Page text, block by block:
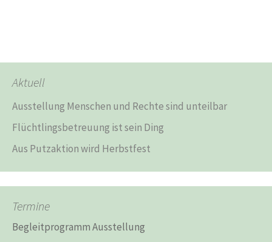
Aktuell
Ausstellung Menschen und Rechte sind unteilbar
Flüchtlingsbetreuung ist sein Ding
Aus Putzaktion wird Herbstfest
Termine
Begleitprogramm Ausstellung